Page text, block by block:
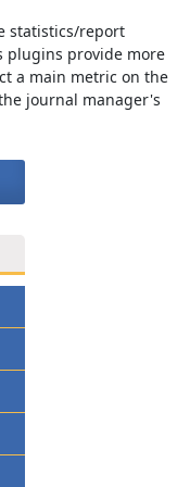
statistics/report
plugins provide more
a main metric on the
journal manager's